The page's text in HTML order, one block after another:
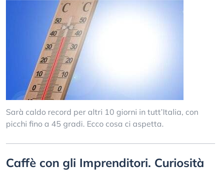
Sarà caldo record per altri 10 giorni in tutt’Italia, con
picchi fino a 45 gradi. Ecco cosa ci aspetta.
Caffè con gli Imprenditori. Curiosità